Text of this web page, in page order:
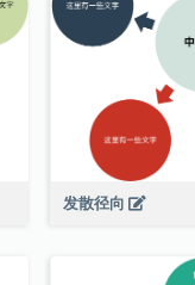
发散径向